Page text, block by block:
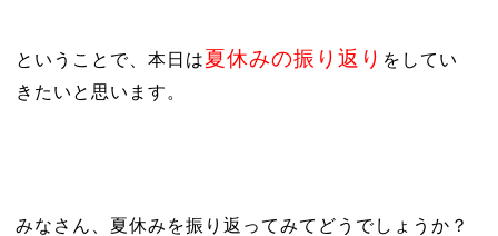
ということで、本日は夏休みの振り返り をしてい
きたいと思います。
みなさん、夏休みを振り返ってみてどうでしょうか？